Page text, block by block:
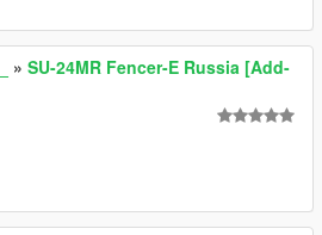
» SU-24MR Fencer-E Russia [Add-